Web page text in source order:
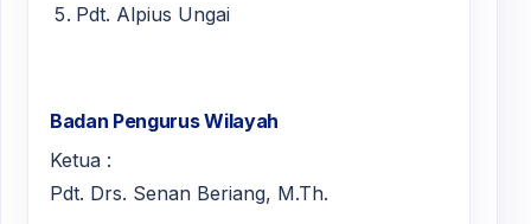
Pdt. Alpius Ungai
Badan Pengurus Wilayah
Ketua :
Pdt. Drs. Senan Beriang, M.Th.